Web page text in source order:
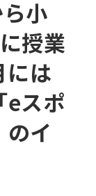
小
授業
は
eスポ
イ